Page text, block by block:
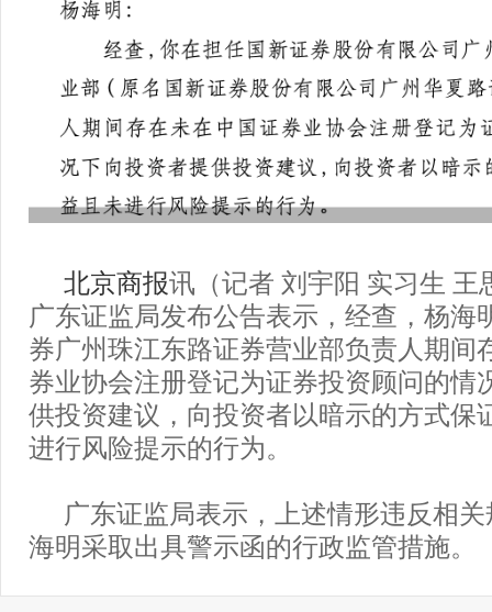
北京商报讯（记者 刘宇阳 实习生 王
广东证监局发布公告表示，经查，杨海
券广州珠江东路证券营业部负责人期间
券业协会注册登记为证券投资顾问的情
供投资建议，向投资者以暗示的方式保
进行风险提示的行为。
广东证监局表示，上述情形违反相
海明采取出具警示函的行政监管措施。